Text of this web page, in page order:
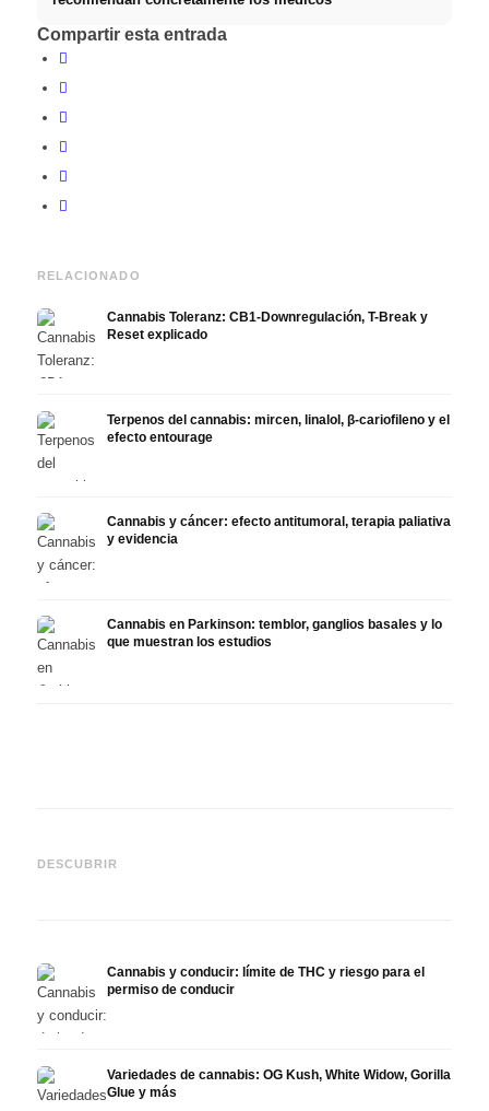
Compartir esta entrada
RELACIONADO
Cannabis Toleranz: CB1-Downregulación, T-Break y
Reset explicado
Terpenos del cannabis: mircen, linalol, β-cariofileno y el
efecto entourage
Cannabis y cáncer: efecto antitumoral, terapia paliativa
y evidencia
Cannabis en Parkinson: temblor, ganglios basales y lo
que muestran los estudios
DESCUBRIR
automedición y lo que
Cannabis y conducir: límite de THC y riesgo para el
permiso de conducir
Variedades de cannabis: OG Kush, White Widow, Gorilla
Glue y más